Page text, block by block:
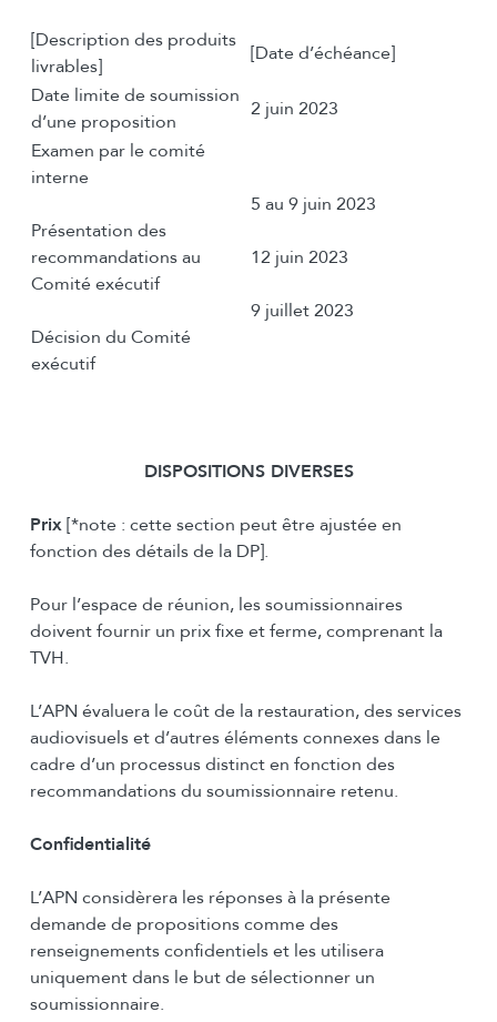
[Description des produits
livrables]
[Date d’échéance]
Date limite de soumission
d’une proposition
2 juin 2023
Examen par le comité
interne
Présentation des
recommandations au
Comité exécutif
Décision du Comité
exécutif
5 au 9 juin 2023
12 juin 2023
9 juillet 2023
DISPOSITIONS DIVERSES
Prix[*note : cette section peut être ajustée en
fonction des détails de la DP].
Pour l’espace de réunion, les soumissionnaires
doivent fournir un prix fixe et ferme, comprenant la
TVH.
L’APN évaluera le coût de la restauration, des services
audiovisuels et d’autres éléments connexes dans le
cadre d’un processus distinct en fonction des
recommandations du soumissionnaire retenu.
Confidentialité
L’APN considèrera les réponses à la présente
demande de propositions comme des
renseignements confidentiels et les utilisera
uniquement dans le but de sélectionner un
soumissionnaire.